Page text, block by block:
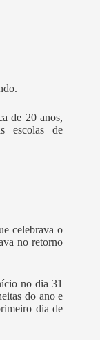
de 20 anos,
escolas de
celebrava o
no retorno
no dia 31
do ano e
dia de